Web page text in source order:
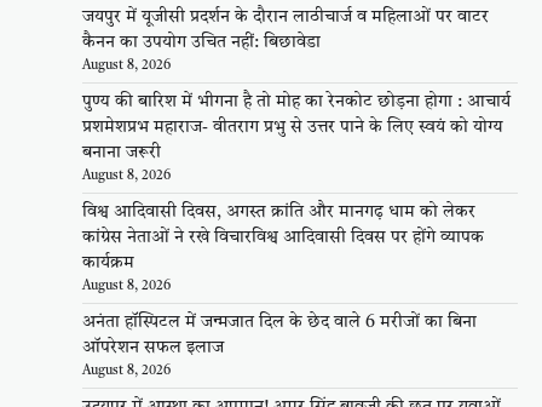
जयपुर में यूजीसी प्रदर्शन के दौरान लाठीचार्ज व महिलाओं पर वाटर
कैनन का उपयोग उचित नहीं: बिछावेडा
August 8, 2026
पुण्य की बारिश में भीगना है तो मोह का रेनकोट छोड़ना होगा : आचार्य
प्रशमेशप्रभ महाराज- वीतराग प्रभु से उत्तर पाने के लिए स्वयं को योग्य
बनाना जरूरी
August 8, 2026
विश्व आदिवासी दिवस, अगस्त क्रांति और मानगढ़ धाम को लेकर
कांग्रेस नेताओं ने रखे विचारविश्व आदिवासी दिवस पर होंगे व्यापक
कार्यक्रम
August 8, 2026
अनंता हॉस्पिटल में जन्मजात दिल के छेद वाले 6 मरीजों का बिना
ऑपरेशन सफल इलाज
August 8, 2026